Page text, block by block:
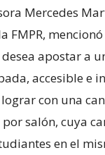
Mercedes
FMPR,
apostar a
accesible e
lograr con una
salón, cuya
en el